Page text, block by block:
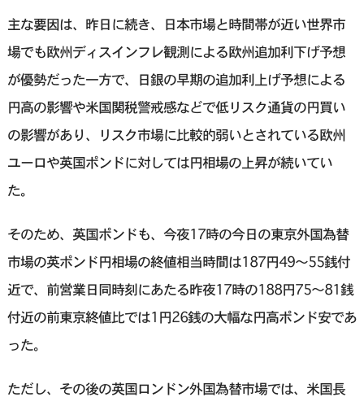
主な要因は、昨日に続き、日本市場と時間帯が近い世界市
場でも欧州ディスインフレ観測による欧州追加利下げ予想
が優勢だった一方で、日銀の早期の追加利上げ予想による
円高の影響や米国関税警戒感などで低リスク通貨の円買い
の影響があり、リスク市場に比較的弱いとされている欧州
ユーロや英国ポンドに対しては円相場の上昇が続いてい
た。
そのため、英国ポンドも、今夜17時の今日の東京外国為替
市場の英ポンド円相場の終値相当時間は187円49〜55銭付
近で、前営業日同時刻にあたる昨夜17時の188円75〜81銭
付近の前東京終値比では1円26銭の大幅な円高ポンド安であ
った。
ただし、その後の英国ロンドン外国為替市場では、米国長